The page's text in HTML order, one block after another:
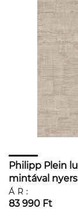
Philipp Plein
mintával
ÁR:
83 990 Ft